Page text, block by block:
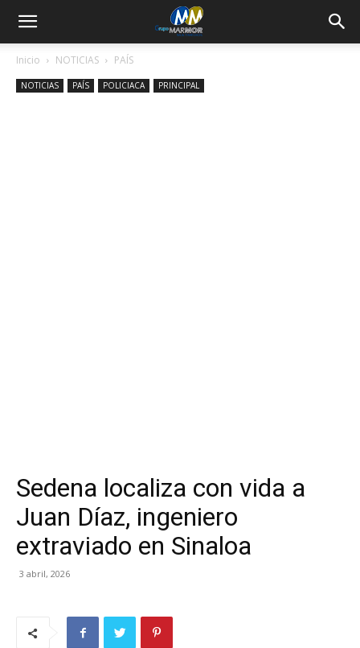
Inicio NOTICIAS PAÍS
NOTICIAS PAÍS POLICIACA PRINCIPAL
Sedena localiza con vida a
Juan Díaz, ingeniero
extraviado en Sinaloa
3 abril, 2026